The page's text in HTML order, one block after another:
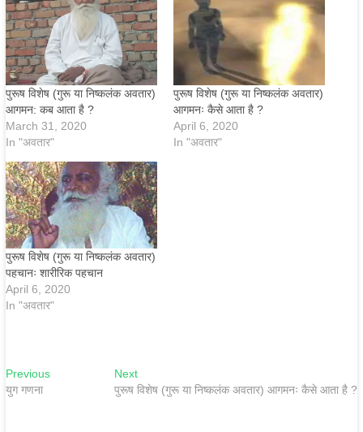
पुरूष विशेष (गुरू या निष्कलंक अवतार)
आगमन: कब आता है ?
March 31, 2020
In "अवतार"
पुरूष विशेष (गुरू या निष्कलंक अवतार)
आगमनः कैसे आता है ?
April 6, 2020
In "अवतार"
पुरूष विशेष (गुरू या निष्कलंक अवतार)
पहचानः शारीरिक पहचान
April 6, 2020
In "अवतार"
Previous
युग गणना
Next
पुरूष विशेष (गुरू या निष्कलंक अवतार) आगमनः कैसे आता है ?